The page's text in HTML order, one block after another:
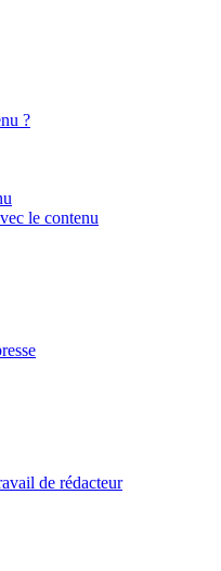
?
le contenu
de rédacteur